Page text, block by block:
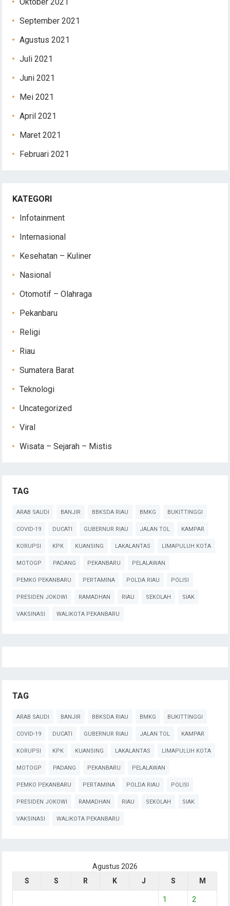
September 2021
Agustus 2021
Juli 2021
Juni 2021
Mei 2021
April 2021
Maret 2021
Februari 2021
KATEGORI
Infotainment
Internasional
Kesehatan – Kuliner
Nasional
Otomotif – Olahraga
Pekanbaru
Religi
Riau
Sumatera Barat
Teknologi
Uncategorized
Viral
Wisata – Sejarah – Mistis
TAG
ARAB SAUDI BANJIR BBKSDA RIAU BMKG BUKITTINGGI
COVID-19 DUCATI GUBERNUR RIAU JALAN TOL KAMPAR
KORUPSI KPK KUANSING LAKALANTAS LIMAPULUH KOTA
MOTOGP PADANG PEKANBARU PELALAWAN
PEMKO PEKANBARU PERTAMINA POLDA RIAU POLISI
PRESIDEN JOKOWI RAMADHAN RIAU SEKOLAH SIAK
VAKSINASI WALIKOTA PEKANBARU
TAG
ARAB SAUDI BANJIR BBKSDA RIAU BMKG BUKITTINGGI
COVID-19 DUCATI GUBERNUR RIAU JALAN TOL KAMPAR
KORUPSI KPK KUANSING LAKALANTAS LIMAPULUH KOTA
MOTOGP PADANG PEKANBARU PELALAWAN
PEMKO PEKANBARU PERTAMINA POLDA RIAU POLISI
PRESIDEN JOKOWI RAMADHAN RIAU SEKOLAH SIAK
VAKSINASI WALIKOTA PEKANBARU
Agustus 2026
S
S R K J S M
1 2